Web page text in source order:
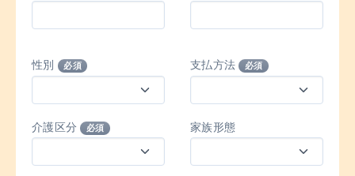
性別 必須 支払方法 必須
介護区分 必須 家族形態